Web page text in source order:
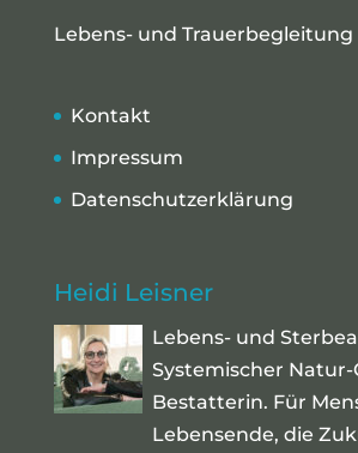
Lebens- und Trauerbegleitung
Kontakt
Impressum
Datenschutzerklärung
Heidi Leisner
Lebens- und
Systemischer Natur-
Bestatterin. Für
Lebensende, die